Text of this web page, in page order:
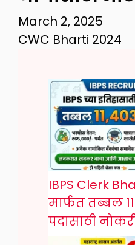
March 2, 2025
CWC Bharti 2024
IBPS Clerk
मार्फत तब्बल
पदासाठी